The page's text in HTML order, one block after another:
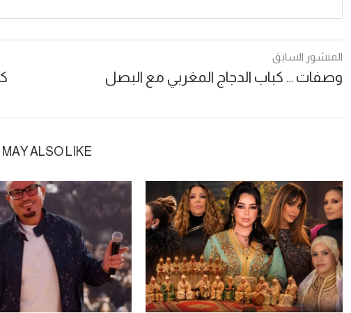
المنشور السابق
وصفات … كباب الدجاج المغربي مع البصل
MAY ALSO LIKE